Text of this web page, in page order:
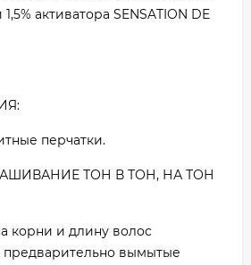
активатора SENSATION DE
перчатки.
ТОН В ТОН, НА ТОН
корни и длину волос
вымытые